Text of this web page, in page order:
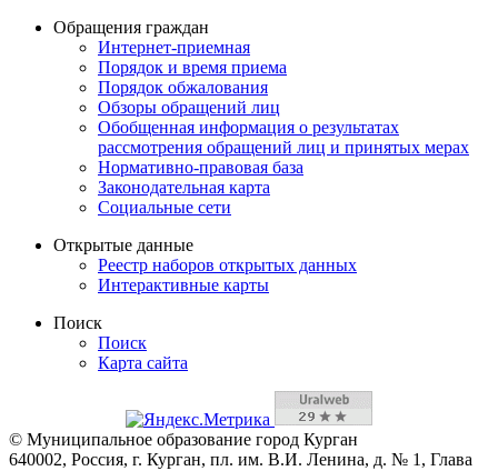
Обращения граждан
Интернет-приемная
Порядок и время приема
Порядок обжалования
Обзоры обращений лиц
Обобщенная информация о результатах
рассмотрения обращений лиц и принятых мерах
Нормативно-правовая база
Законодательная карта
Социальные сети
Открытые данные
Реестр наборов открытых данных
Интерактивные карты
Поиск
Поиск
Карта сайта
© Муниципальное образование город Курган
640002, Россия, г. Курган, пл. им. В.И. Ленина, д. № 1, Глава